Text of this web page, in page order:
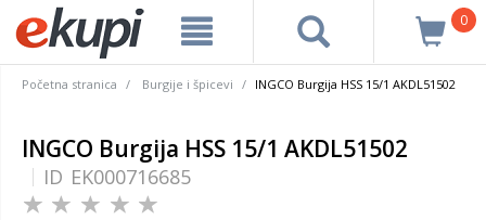
0
Početna stranica Burgije i špicevi INGCO Burgija HSS 15/1 AKDL51502
INGCO Burgija HSS 15/1 AKDL51502
ID EK000716685